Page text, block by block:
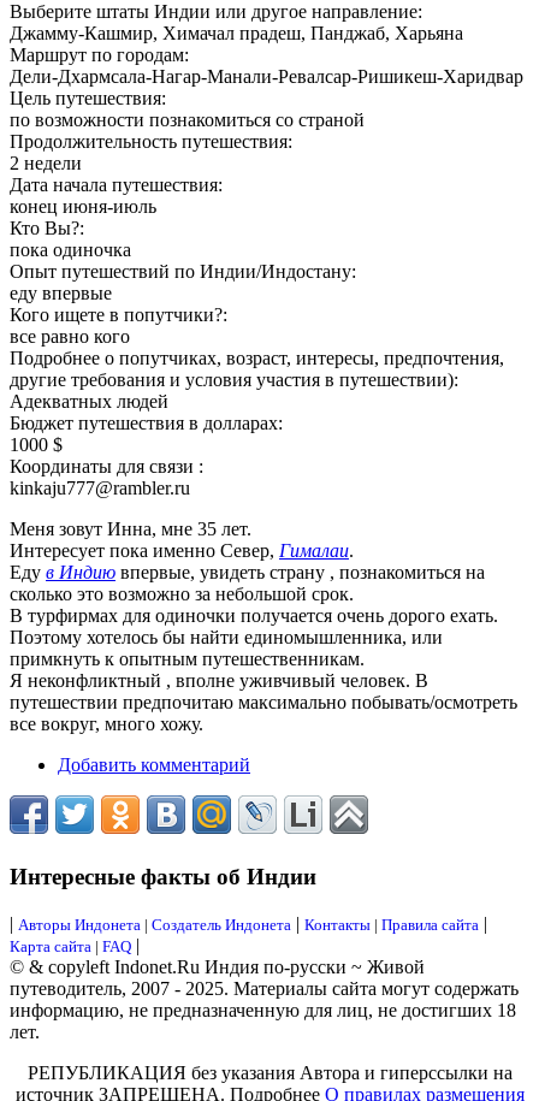
Выберите штаты Индии или другое направление:
Джамму-Кашмир, Химачал прадеш, Панджаб, Харьяна
Маршрут по городам:
Дели-Дхармсала-Нагар-Манали-Ревалсар-Ришикеш-Харидвар
Цель путешествия:
по возможности познакомиться со страной
Продолжительность путешествия:
2 недели
Дата начала путешествия:
конец июня-июль
Кто Вы?:
пока одиночка
Опыт путешествий по Индии/Индостану:
еду впервые
Кого ищете в попутчики?:
все равно кого
Подробнее о попутчиках, возраст, интересы, предпочтения,
другие требования и условия участия в путешествии):
Адекватных людей
Бюджет путешествия в долларах:
1000 $
Координаты для связи :
kinkaju777@rambler.ru
Меня зовут Инна, мне 35 лет.
Интересует пока именно Север, Гималаи.
Еду в Индию впервые, увидеть страну , познакомиться на
сколько это возможно за небольшой срок.
В турфирмах для одиночки получается очень дорого ехать.
Поэтому хотелось бы найти единомышленника, или
примкнуть к опытным путешественникам.
Я неконфликтный , вполне уживчивый человек. В
путешествии предпочитаю максимально побывать/осмотреть
все вокруг, много хожу.
Добавить комментарий
Интересные факты об Индии
| Авторы Индонета | Создатель Индонета | Контакты | Правила сайта |
Карта сайта | FAQ |
© & copyleft Indonet.Ru Индия по-русски ~ Живой
путеводитель, 2007 - 2025. Материалы сайта могут содержать
информацию, не предназначенную для лиц, не достигших 18
лет.
РЕПУБЛИКАЦИЯ без указания Автора и гиперссылки на
источник ЗАПРЕЩЕНА. Подробнее О правилах размещения